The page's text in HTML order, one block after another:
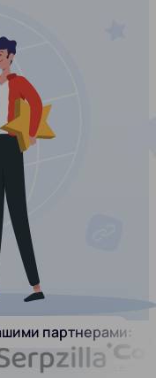
партнерами: